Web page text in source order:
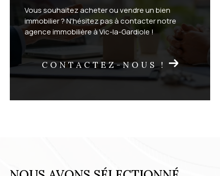
Vous souhaitez acheter ou vendre un bien
immobilier ? N'hésitez pas à contacter notre
agence immobilière à Vic-la-Gardiole !
CONTACTEZ-NOUS !